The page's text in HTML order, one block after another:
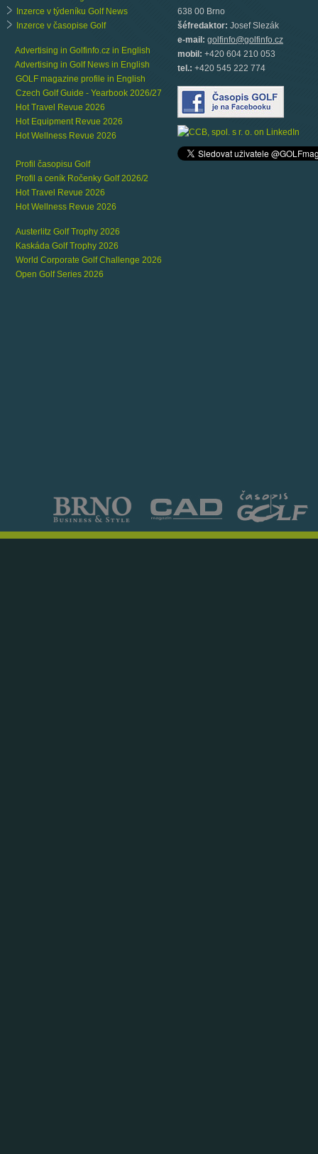
Inzerce v týdeníku Golf News
Inzerce v časopise Golf
Advertising in Golfinfo.cz in English
Advertising in Golf News in English
GOLF magazine profile in English
Czech Golf Guide - Yearbook 2026/27
Hot Travel Revue 2026
Hot Equipment Revue 2026
Hot Wellness Revue 2026
Profil časopisu Golf
Profil a ceník Ročenky Golf 2026/2
Hot Travel Revue 2026
Hot Wellness Revue 2026
Austerlitz Golf Trophy 2026
Kaskáda Golf Trophy 2026
World Corporate Golf Challenge 2026
Open Golf Series 2026
638 00 Brno
šéfredaktor: Josef Slezák
e-mail: golfinfo@golfinfo.cz
mobil: +420 604 210 053
tel.: +420 545 222 774